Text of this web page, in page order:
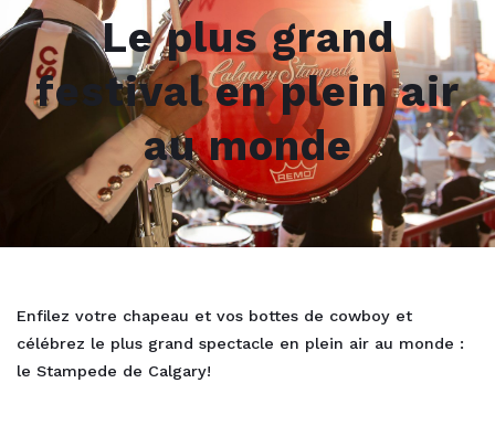
Le plus grand
festival en plein air
au monde
Enfilez votre chapeau et vos bottes de cowboy et
célébrez le plus grand spectacle en plein air au monde :
le Stampede de Calgary!